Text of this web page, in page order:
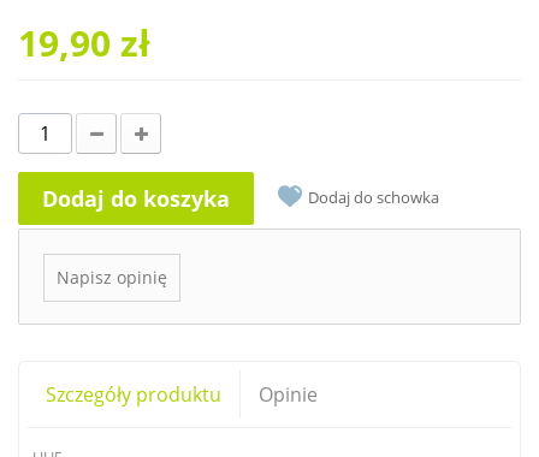
19,90 zł
Dodaj do koszyka Dodaj do schowka
Napisz opinię
Szczegóły produktu Opinie